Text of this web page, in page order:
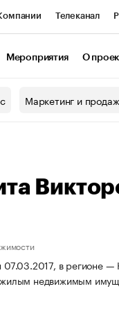
Телеканал
Мероприятия О
Маркетинг и
в регионе —
недвижимым